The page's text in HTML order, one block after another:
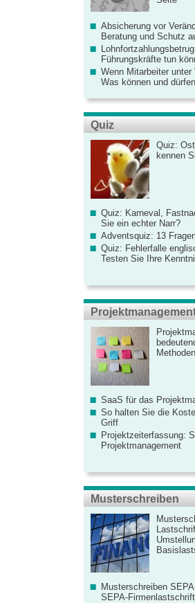
Absicherung vor
Beratung und Schutz
Führungskräfte tun
Wenn Mitarbeiter
Was können und
Quiz
Quiz:
kennen
Quiz: Karneval,
Sie ein echter Narr?
Adventsquiz: 13
Quiz: Fehlerfalle
Testen Sie Ihre
Methoden
SaaS für das
So halten Sie die
Griff
Projektzeiterfassung:
Projektmanagement
Musterschreiben
Musterschreiben
SEPA-Firmenlastschrift